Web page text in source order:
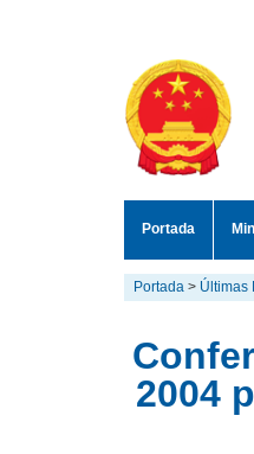
Portada
Portada > Últimas
2004